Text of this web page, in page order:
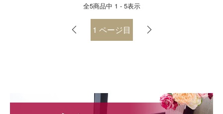
全5商品中 1 - 5表示
1 ページ目